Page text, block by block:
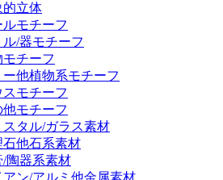
立体
モチーフ
/器モチーフ
チーフ
他植物系モチーフ
モチーフ
モチーフ
タル/ガラス素材
他石系素材
陶器系素材